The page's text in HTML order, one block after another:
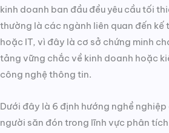
kinh doanh ban đầu đều yêu cầu tối
thường là các ngành liên quan đến
hoặc IT, vì đây là cơ sở chứng minh
tảng vững chắc về kinh doanh hoặc
công nghệ thông tin.
Dưới đây là 6 định hướng nghề
người săn đón trong lĩnh vực phân